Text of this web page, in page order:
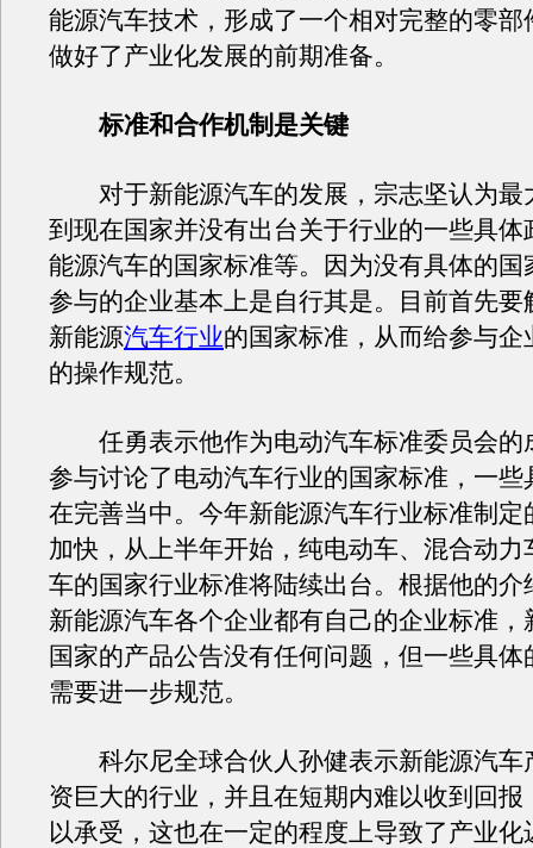
能源汽车技术，形成了一个相对完整的零部
做好了产业化发展的前期准备。
标准和合作机制是关键
对于新能源汽车的发展，宗志坚认为最
到现在国家并没有出台关于行业的一些具体
能源汽车的国家标准等。因为没有具体的国
参与的企业基本上是自行其是。目前首先要
新能源汽车行业的国家标准，从而给参与企
的操作规范。
任勇表示他作为电动汽车标准委员会的
参与讨论了电动汽车行业的国家标准，一些
在完善当中。今年新能源汽车行业标准制定
加快，从上半年开始，纯电动车、混合动力
车的国家行业标准将陆续出台。根据他的介
新能源汽车各个企业都有自己的企业标准，
国家的产品公告没有任何问题，但一些具体
需要进一步规范。
科尔尼全球合伙人孙健表示新能源汽车
资巨大的行业，并且在短期内难以收到回报
以承受，这也在一定的程度上导致了产业化